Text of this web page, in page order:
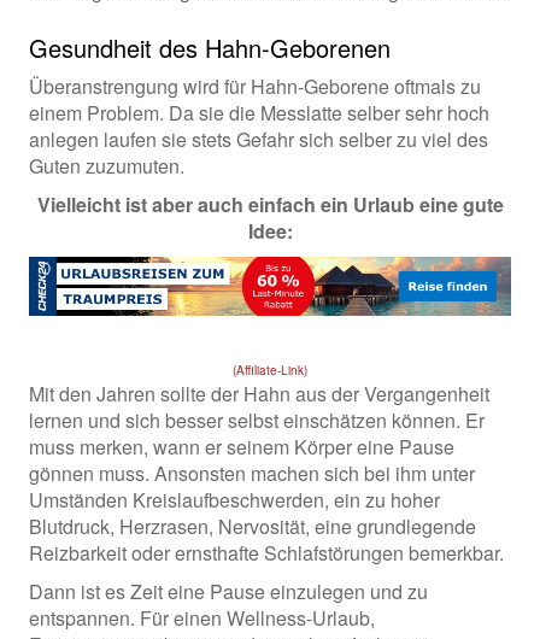
Gesundheit des Hahn-Geborenen
Überanstrengung wird für Hahn-Geborene oftmals zu
einem Problem. Da sie die Messlatte selber sehr hoch
anlegen laufen sie stets Gefahr sich selber zu viel des
Guten zuzumuten.
Vielleicht ist aber auch einfach ein Urlaub eine gute
Idee:
(Affiliate-Link)
Mit den Jahren sollte der Hahn aus der Vergangenheit
lernen und sich besser selbst einschätzen können. Er
muss merken, wann er seinem Körper eine Pause
gönnen muss. Ansonsten machen sich bei ihm unter
Umständen Kreislaufbeschwerden, ein zu hoher
Blutdruck, Herzrasen, Nervosität, eine grundlegende
Reizbarkeit oder ernsthafte Schlafstörungen bemerkbar.
Dann ist es Zeit eine Pause einzulegen und zu
entspannen. Für einen Wellness-Urlaub,